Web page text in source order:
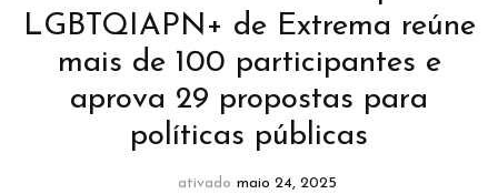
LGBTQIAPN+ de Extrema reúne
mais de 100 participantes e
aprova 29 propostas para
políticas públicas
ativado maio 24, 2025